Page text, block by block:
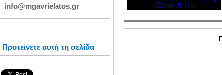
info@mgavrielatos.gr
Προτείνετε αυτή τη σελίδα